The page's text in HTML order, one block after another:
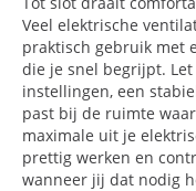
Veel elektrische
praktisch gebruik met
die je snel begrijpt.
instellingen, een
past bij de ruimte
maximale uit je
prettig werken en
wanneer jij dat nodig